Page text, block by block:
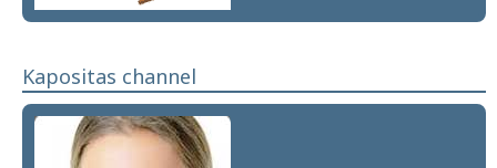
Kapositas channel